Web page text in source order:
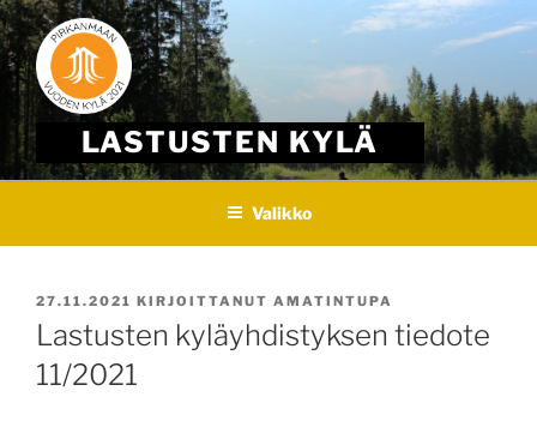
Skip
to
content
LASTUSTEN KYLÄ
Valikko
JULKAISTU
27.11.2021 KIRJOITTANUT AMATINTUPA
Lastusten kyläyhdistyksen tiedote
11/2021